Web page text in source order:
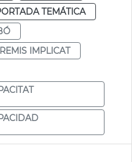
TEMÁTICA
IMPLICAT